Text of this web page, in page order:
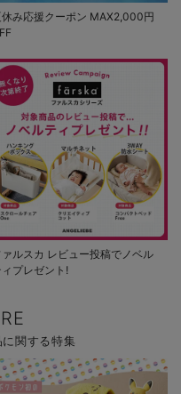
休み応援クーポン MAX2,000円
ァルスカ レビュー投稿でノベル
ィプレゼント!
関する特集